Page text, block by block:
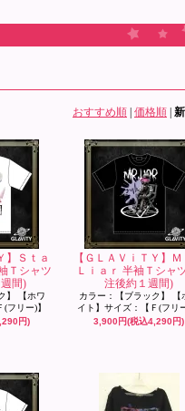
おすすめ順 価格順
】Ｓｔａ
Ｔシャツ
間)
】 【ホワ
フリー)】
円)
【ＧＬＡＶｉＴＹ】Ｍ
Ｌｉａｒ 半袖Ｔシャ
注後約１週間)
カラー：【ブラック】 【
イト】サイズ：【Ｆ(フリ
3,900円(税込4,290円)